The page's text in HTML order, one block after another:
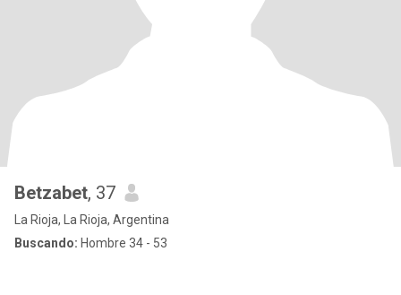
Betzabet, 37
La Rioja, La Rioja, Argentina
Buscando: Hombre 34 - 53